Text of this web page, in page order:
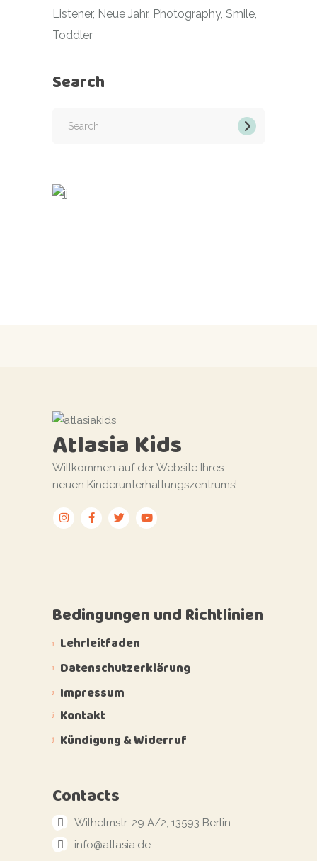
Listener Neue Jahr Photography Smile
Toddler
Search
Atlasia Kids
Willkommen auf der Website Ihres
neuen Kinderunterhaltungszentrums!
Bedingungen und Richtlinien
Lehrleitfaden
Datenschutzerklärung
Impressum
Kontakt
Kündigung & Widerruf
Contacts
Wilhelmstr. 29 A/2, 13593 Berlin
info@atlasia.de